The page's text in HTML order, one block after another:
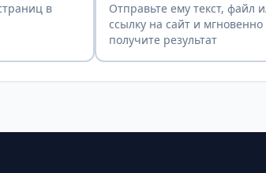
в
Отправьте ему текст, файл
ссылку на сайт и мгновенно
получите результат